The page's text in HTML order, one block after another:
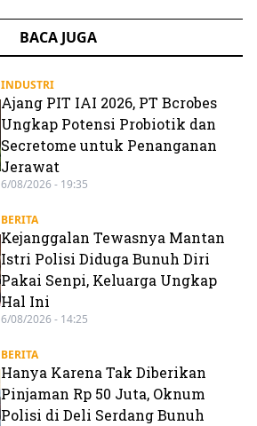
BACA JUGA
INDUSTRI
Ajang PIT IAI 2026, PT Bcrobes
Ungkap Potensi Probiotik dan
Secretome untuk Penanganan
Jerawat
6/08/2026 - 19:35
BERITA
Kejanggalan Tewasnya Mantan
Istri Polisi Diduga Bunuh Diri
Pakai Senpi, Keluarga Ungkap
Hal Ini
6/08/2026 - 14:25
BERITA
Hanya Karena Tak Diberikan
Pinjaman Rp 50 Juta, Oknum
Polisi di Deli Serdang Bunuh